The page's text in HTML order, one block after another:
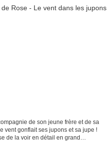
de son jeune frère et de sa
vent gonflait ses jupons et sa jupe !
de la voir en détail en grand